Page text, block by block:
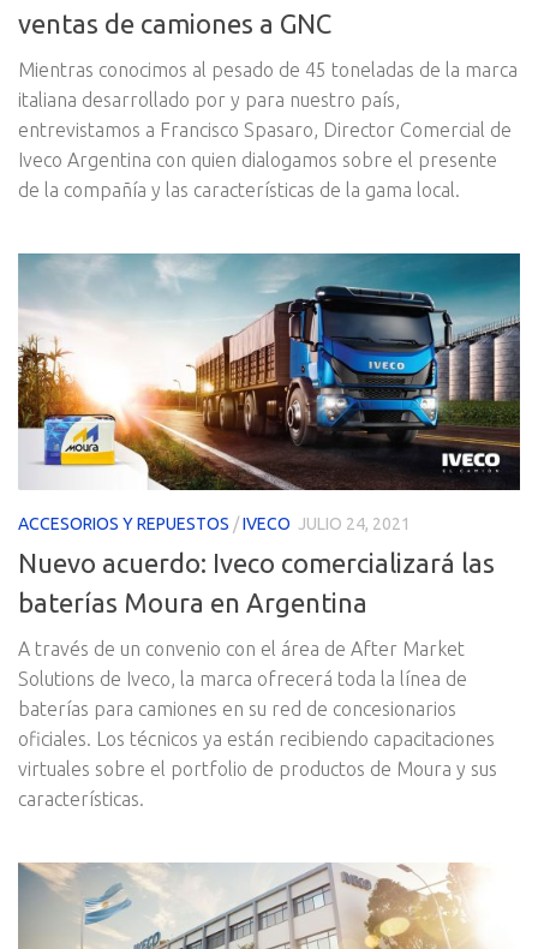
ventas de camiones a GNC
Mientras conocimos al pesado de 45 toneladas de la marca
italiana desarrollado por y para nuestro país,
entrevistamos a Francisco Spasaro, Director Comercial de
Iveco Argentina con quien dialogamos sobre el presente
de la compañía y las características de la gama local.
ACCESORIOS Y REPUESTOS /IVECO JULIO 24, 2021
Nuevo acuerdo: Iveco comercializará las
baterías Moura en Argentina
A través de un convenio con el área de After Market
Solutions de Iveco, la marca ofrecerá toda la línea de
baterías para camiones en su red de concesionarios
oficiales. Los técnicos ya están recibiendo capacitaciones
virtuales sobre el portfolio de productos de Moura y sus
características.